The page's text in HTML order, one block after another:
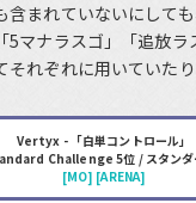
含まれていないにして
5マナラスゴ」「追放
れぞれに用いていたり
Vertyx - 「白単コントロール」
Challenge 5位 / スタンダ
[MO] [ARENA]